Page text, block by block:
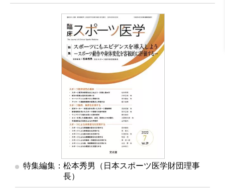
特集編集：松本秀男（日本スポーツ医学財団理事
長）